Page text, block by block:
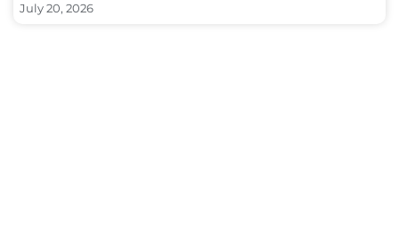
July 20, 2026